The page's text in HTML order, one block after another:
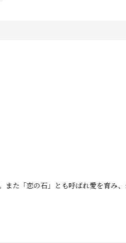
た「恋の石」とも呼ばれ愛を育み、